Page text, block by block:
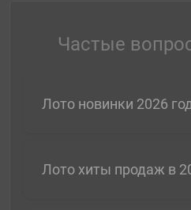
Частые
Лото новинки 2026
Лото хиты продаж в